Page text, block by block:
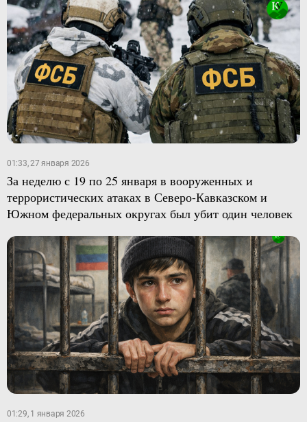
01:33, 27 января 2026
За неделю с 19 по 25 января в вооруженных и
террористических атаках в Северо-Кавказском и
Южном федеральных округах был убит один человек
01:29, 1 января 2026